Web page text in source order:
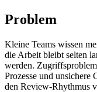
Problem
Kleine Teams wissen
die Arbeit bleibt selten
werden.
Prozesse und unsichere
den Review-Rhythmus